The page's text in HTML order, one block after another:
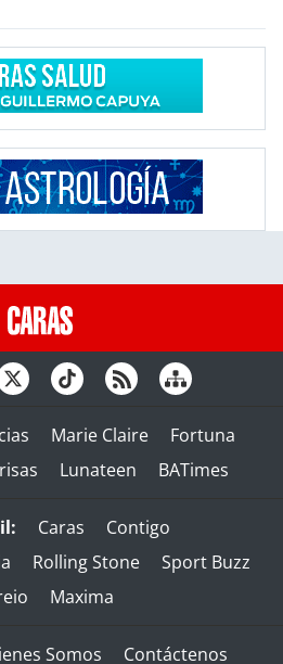
Marie Claire
Fortuna
Lunateen BATimes
Caras
Contigo
Rolling Stone
Sport Buzz
Maxima
Somos Contáctenos